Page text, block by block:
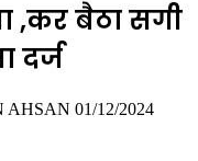
,कर बैठा सगी
दर्ज
AHSAN Send
01/12/2024